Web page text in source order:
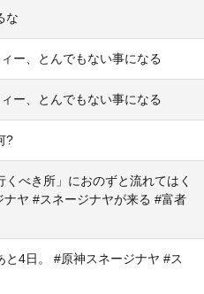
な
ー、とんでもない事になる
ー、とんでもない事になる
?
くべき所」におのずと流れてはく
ヤ #スネージナヤが来る #富者
と4日。 #原神スネージナヤ #ス